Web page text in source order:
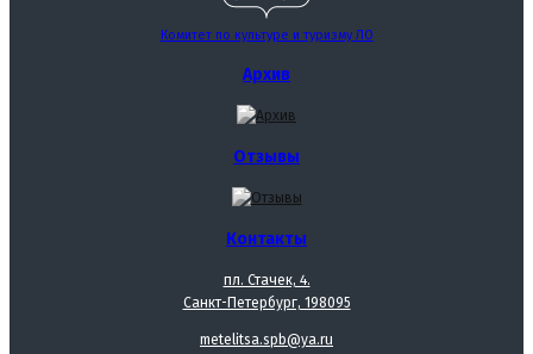
Комитет по культуре и туризму ЛО
Архив
Отзывы
Контакты
пл. Стачек, 4.
Санкт-Петербург, 198095
metelitsa.spb@ya.ru